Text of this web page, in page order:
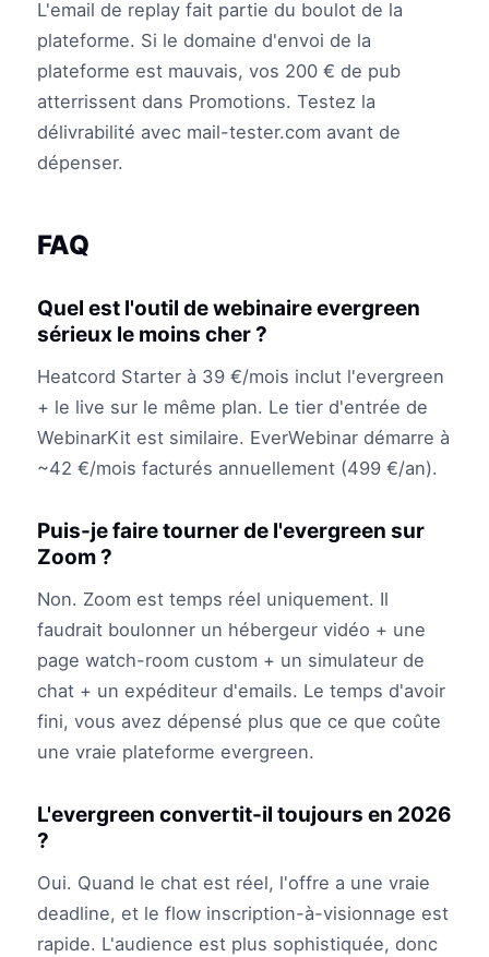
L'email de replay fait partie du boulot de la
plateforme. Si le domaine d'envoi de la
plateforme est mauvais, vos 200 € de pub
atterrissent dans Promotions. Testez la
délivrabilité avec mail-tester.com avant de
dépenser.
FAQ
Quel est l'outil de webinaire evergreen
sérieux le moins cher ?
Heatcord Starter à 39 €/mois inclut l'evergreen
+ le live sur le même plan. Le tier d'entrée de
WebinarKit est similaire. EverWebinar démarre à
~42 €/mois facturés annuellement (499 €/an).
Puis-je faire tourner de l'evergreen sur
Zoom ?
Non. Zoom est temps réel uniquement. Il
faudrait boulonner un hébergeur vidéo + une
page watch-room custom + un simulateur de
chat + un expéditeur d'emails. Le temps d'avoir
fini, vous avez dépensé plus que ce que coûte
une vraie plateforme evergreen.
L'evergreen convertit-il toujours en 2026
?
Oui. Quand le chat est réel, l'offre a une vraie
deadline, et le flow inscription-à-visionnage est
rapide. L'audience est plus sophistiquée, donc